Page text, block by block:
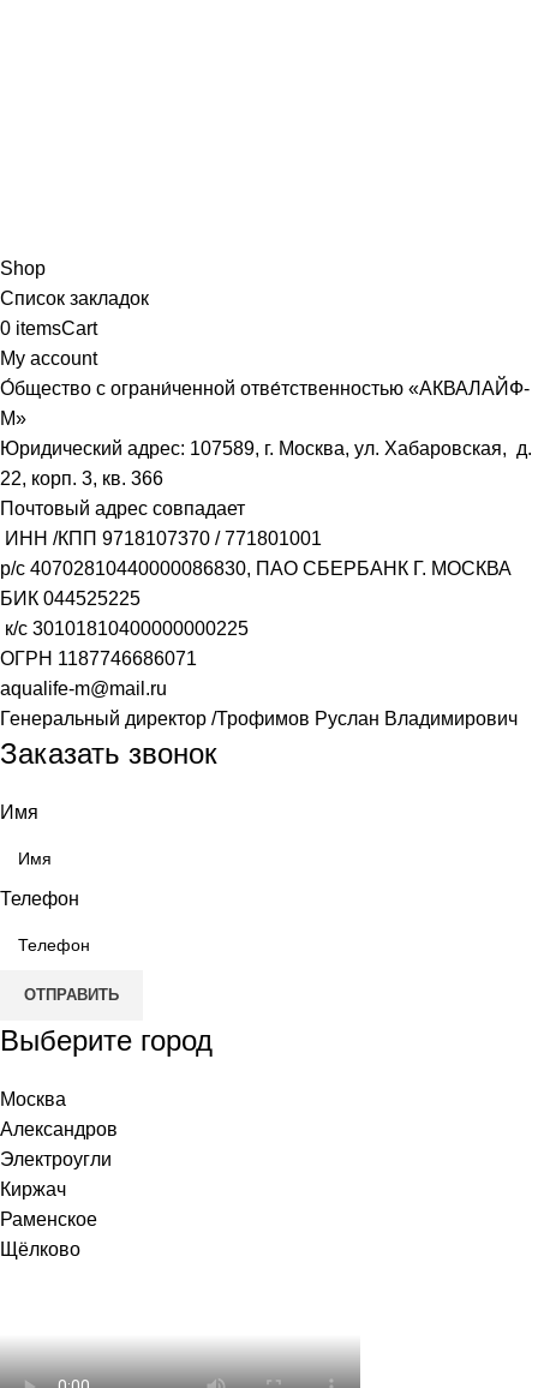
Shop
Список закладок
0 itemsCart
My account
О́бщество с ограни́ченной отве́тственностью «АКВАЛАЙФ-
М»
Юридический адрес: 107589, г. Москва, ул. Хабаровская, д.
22, корп. 3, кв. 366
Почтовый адрес совпадает
ИНН /КПП 9718107370 /771801001
р/с 40702810440000086830, ПАО СБЕРБАНК Г. МОСКВА
БИК 044525225
к/с 30101810400000000225
ОГРН 1187746686071
aqualife-m@mail.ru
Генеральный директор /Трофимов Руслан Владимирович
Заказать звонок
Имя
Телефон
ОТПРАВИТЬ
Выберите город
Москва
Александров
Электроугли
Киржач
Раменское
Щёлково